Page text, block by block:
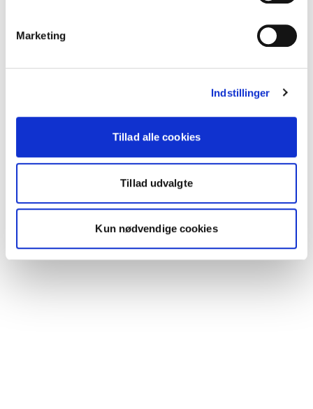
Marketing
Indstillinger
Tillad alle cookies
Tillad udvalgte
Kun nødvendige cookies